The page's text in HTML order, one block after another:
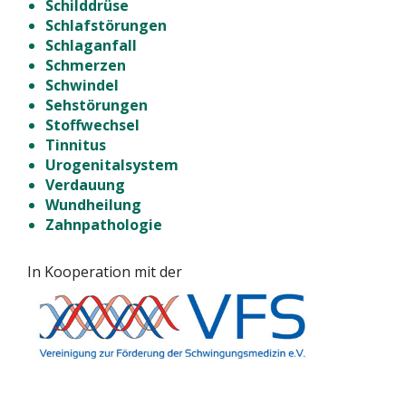
Schilddrüse
Schlafstörungen
Schlaganfall
Schmerzen
Schwindel
Sehstörungen
Stoffwechsel
Tinnitus
Urogenitalsystem
Verdauung
Wundheilung
Zahnpathologie
In Kooperation mit der